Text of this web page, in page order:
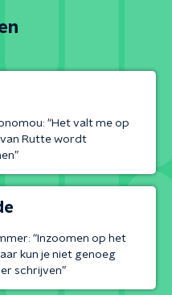
“Het valt me op
van Rutte wordt
“Inzoomen op het
kun je niet genoeg
schrijven”